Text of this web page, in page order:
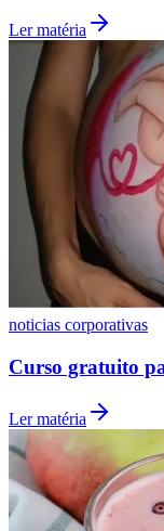
Ler matéria
noticias corporativas
Curso gratuito
Ler matéria